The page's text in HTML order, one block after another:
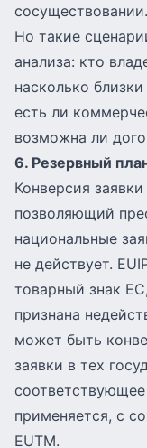
сосуществовании.
Но такие
анализа: кто
насколько
есть ли
возможна ли
6. Резервный
Конверсия
позволяющий
национальные
не действует.
товарный знак
признана
может быть
заявки в тех
применяется, с
EUTM.